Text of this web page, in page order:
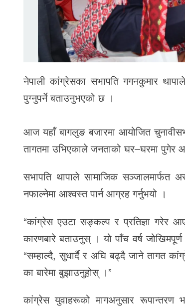
नेपाली कांग्रेसका सभापति गगनकुमार
पुग्नुपर्ने बताउनुभएको छ ।
आज यहाँ बागलुङ बजारमा आयोजित
तागतमा उभिएकाले जनताको घर–घरमा पुगेर
सभापति थापाले सामाजिक सञ्जालमार्फत
नफाल्नेमा आश्वस्त पार्न आग्रह गर्नुभयो ।
“कांग्रेस एउटा सङ्कल्प र प्रतिज्ञा गरेर
कारणबारे बताउनुस् । यो पाँच वर्ष
“सम्हाल्दै, सुधार्दै र अघि बढ्दै जाने तागत
का बारेमा बुझाउनुहोस् ।”
कांग्रेस युवाहरूको मागअनुसार